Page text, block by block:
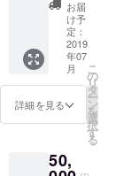
待させ
ていた
だきま
す！ ・
agoraイ
ベント
内
Line@
改装予
定の大
ない方
へは、
当日の
資料を
お送り
きま
す！ ・
んかし
相談の
連絡は
クラウ
ドファ
ンディ
ング終
了後、
登録し
メール
です。
パソコ
ンはご
持参く
ださ
い。 ・
【2019
年7月1
9月30日
まで】
▼内容
・お名
前を木
の特別
プレー
トで
agoraに
設置 or
載！ ・
agora参
お届
け予
定：
2019
年07
月
詳細を見る
こ
の
リ
タ
ー
ン
を
選
択
す
る
50,